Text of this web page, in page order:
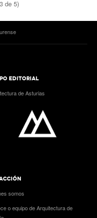
de 5)
EDITORIAL
de Asturias
somos
o equipo de Arquitectura de